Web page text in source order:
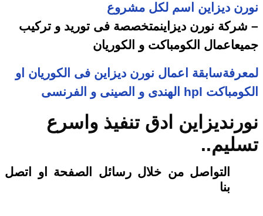
نورن ديزاين اسم لكل مشروع
– شركة نورن ديزاينمتخصصة فى توريد و تركيب
جميعاعمال الكومباكت و الكوريان
لمعرفةسابقة اعمال نورن ديزاين فى الكوريان او
الكومباكت hpl الهندى و الصينى و الفرنسى
نورنديزاين ادق تنفيذ واسرع
تسليم..
التواصل من خلال رسائل الصفحة او اتصل
بنا